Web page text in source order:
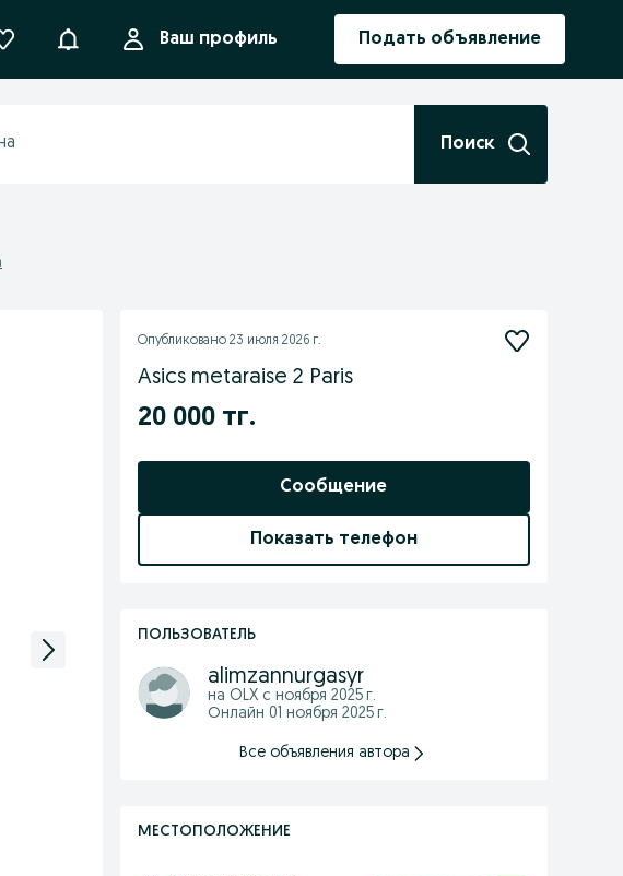
УведомленияВаш профиль Подать объявление
Поиск
Опубликовано 23 июля 2026 г.
Asics metaraise 2 Paris
20 000 тг.
Сообщение
Показать телефон
ПОЛЬЗОВАТЕЛЬ
alimzannurgasyr
на OLX с ноября 2025 г.
Онлайн 01 ноября 2025 г.
Все объявления автора
МЕСТОПОЛОЖЕНИЕ